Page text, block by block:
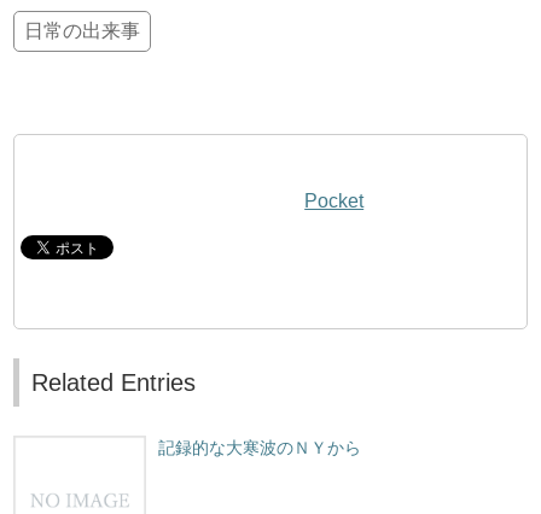
日常の出来事
Pocket
Related Entries
記録的な大寒波のＮＹから